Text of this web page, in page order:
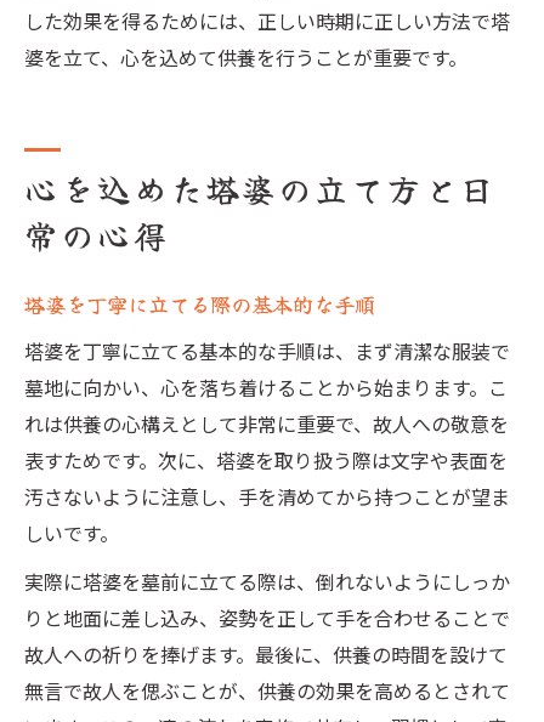
した効果を得るためには、正しい時期に正しい方法で塔
婆を立て、心を込めて供養を行うことが重要です。
心を込めた塔婆の立て方と日
常の心得
塔婆を丁寧に立てる際の基本的な手順
塔婆を丁寧に立てる基本的な手順は、まず清潔な服装で
墓地に向かい、心を落ち着けることから始まります。こ
れは供養の心構えとして非常に重要で、故人への敬意を
表すためです。次に、塔婆を取り扱う際は文字や表面を
汚さないように注意し、手を清めてから持つことが望ま
しいです。
実際に塔婆を墓前に立てる際は、倒れないようにしっか
りと地面に差し込み、姿勢を正して手を合わせることで
故人への祈りを捧げます。最後に、供養の時間を設けて
無言で故人を偲ぶことが、供養の効果を高めるとされて